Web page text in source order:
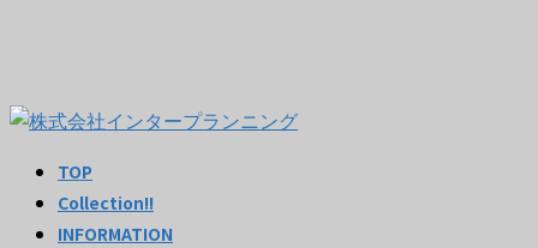
TOP
Collection!!
INFORMATION